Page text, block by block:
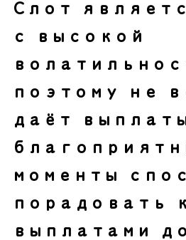
Слот
с высокой
поэтому не
даёт
моменты
порадовать
выплатами до